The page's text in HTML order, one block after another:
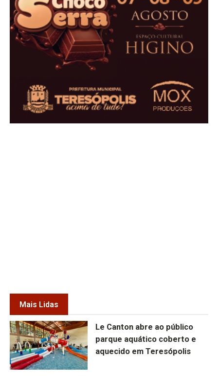
Mais Lidas
Le Canton abre ao público
parque aquático coberto e
aquecido em Teresópolis